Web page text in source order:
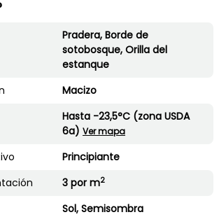
Pradera, Borde de
sotobosque, Orilla del
estanque
Macizo
Hasta -23,5°C (zona USDA
6a) Ver mapa
Principiante
3 por m2
Sol, Semisombra